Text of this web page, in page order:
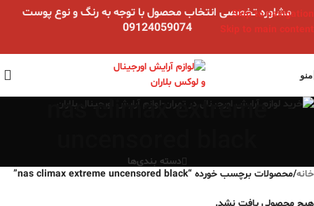
Skip to navigation
Skip to main content
مشاوره تخصصی انتخاب محصول با توجه به رنگ و نوع پوست
09124059074
منو
nas climax extreme
دسته بندی‌ها
خانه/محصولات برچسب خورده “nas climax extreme uncensored black”